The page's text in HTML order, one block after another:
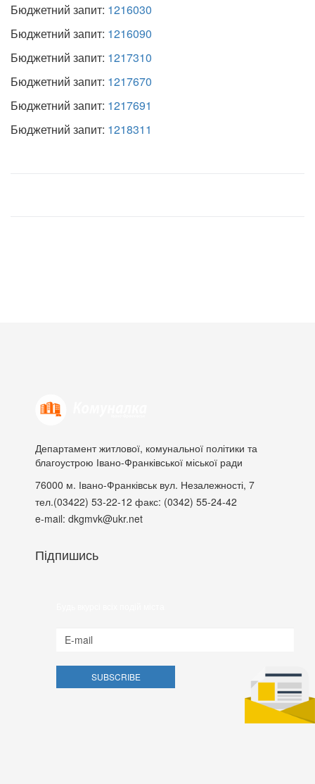
Бюджетний запит: 1216030
Бюджетний запит: 1216090
Бюджетний запит: 1217310
Бюджетний запит: 1217670
Бюджетний запит: 1217691
Бюджетний запит: 1218311
Департамент житлової, комунальної політики та
благоустрою Івано-Франківської міської ради
76000 м. Івано-Франківськ вул. Незалежності, 7
тел.(03422) 53-22-12 факс: (0342) 55-24-42
e-mail: dkgmvk@ukr.net
Підпишись